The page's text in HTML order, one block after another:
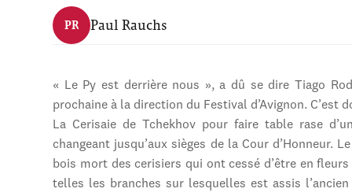
PR Paul Rauchs
« Le Py est derrière nous », a dû se dire Tiago
prochaine à la direction du Festival d’Avignon. C’est
La Cerisaie de Tchekhov pour faire table rase
changeant jusqu’aux sièges de la Cour d’Honneur.
bois mort des cerisiers qui ont cessé d’être en
telles les branches sur lesquelles est assis